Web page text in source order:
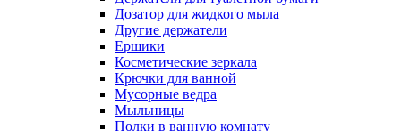
Дозатор для жидкого мыла
Другие держатели
Ершики
Косметические зеркала
Крючки для ванной
Мусорные ведра
Мыльницы
Полки в ванную комнату